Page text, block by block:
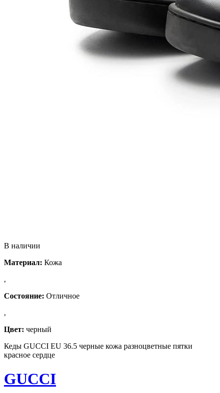
В наличии
Материал: Кожа
,
Состояние: Отличное
,
Цвет: черный
Кеды GUCCI EU 36.5 черные кожа разноцветные пятки
красное сердце
GUCCI